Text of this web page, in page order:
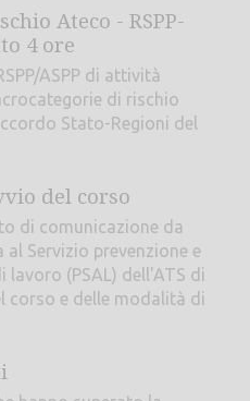
Ateco - RSPP-
4 ore
ASPP di attività
di rischio
Stato-Regioni del
del corso
di comunicazione da
Servizio prevenzione e
lavoro (PSAL) dell'ATS di
corso e delle modalità di